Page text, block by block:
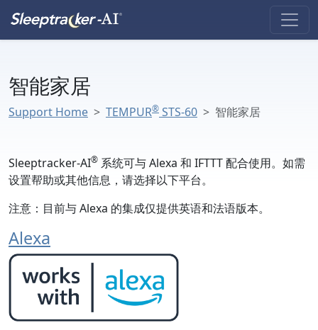
智能家居
Support Home TEMPUR® STS-60 智能家居
Sleeptracker-AI® 系统可与 Alexa 和 IFTTT 配合使用。如需
设置帮助或其他信息，请选择以下平台。
注意：目前与 Alexa 的集成仅提供英语和法语版本。
Alexa